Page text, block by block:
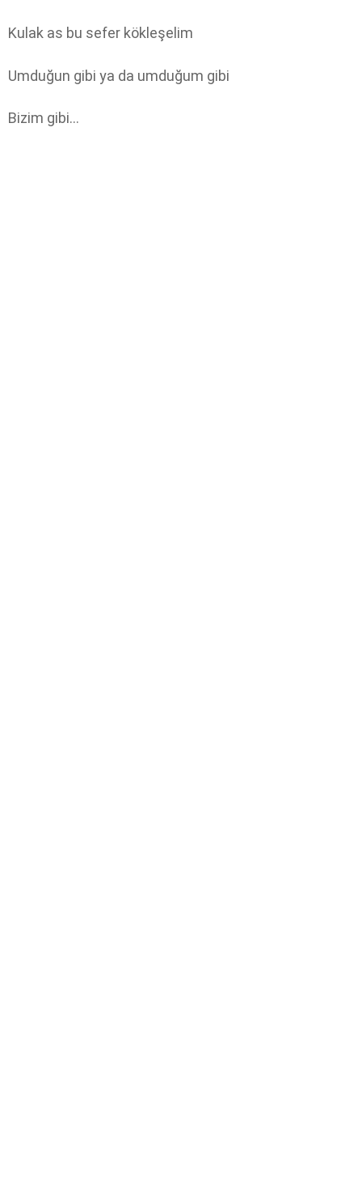
Kulak as bu sefer kökleşelim
Umduğun gibi ya da umduğum gibi
Bizim gibi…